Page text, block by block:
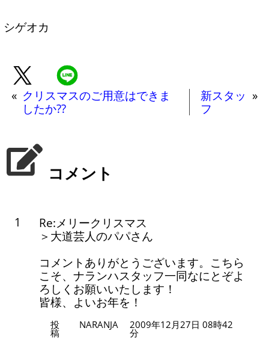
シゲオカ
« クリスマスのご用意はできま
したか??
新スタッ
フ
»
コメント
1
Re:メリークリスマス
＞大道芸人のパパさん
コメントありがとうございます。こちら
こそ、ナランハスタッフ一同なにとぞよ
ろしくお願いいたします！
皆様、よいお年を！
投
稿
NARANJA 2009年12月27日 08時42
分